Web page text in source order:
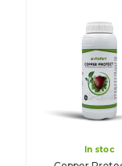
In stoc